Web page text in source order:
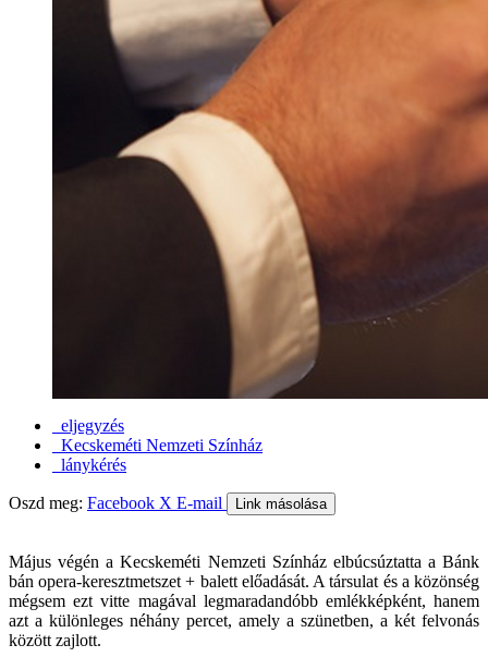
eljegyzés
Kecskeméti Nemzeti Színház
lánykérés
Oszd meg: Facebook X E-mail Link másolása
Május végén a Kecskeméti Nemzeti Színház elbúcsúztatta a Bánk
bán opera-keresztmetszet + balett előadását. A társulat és a közönség
mégsem ezt vitte magával legmaradandóbb emlékképként, hanem
azt a különleges néhány percet, amely a szünetben, a két felvonás
között zajlott.